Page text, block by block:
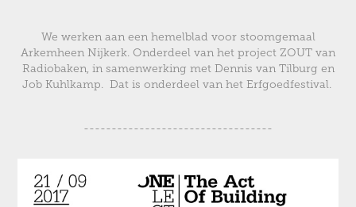
We werken aan een hemelblad voor stoomgemaal
Arkemheen Nijkerk. Onderdeel van het project ZOUT van
Radiobaken, in samenwerking met Dennis van Tilburg en
Job Kuhlkamp. Dat is onderdeel van het Erfgoedfestival.
----------------------------------